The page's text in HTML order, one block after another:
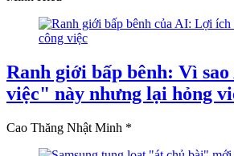
Ranh giới bấp bênh: Vì
việc" này nhưng lại hỏng
Cao Thăng Nhật Minh *